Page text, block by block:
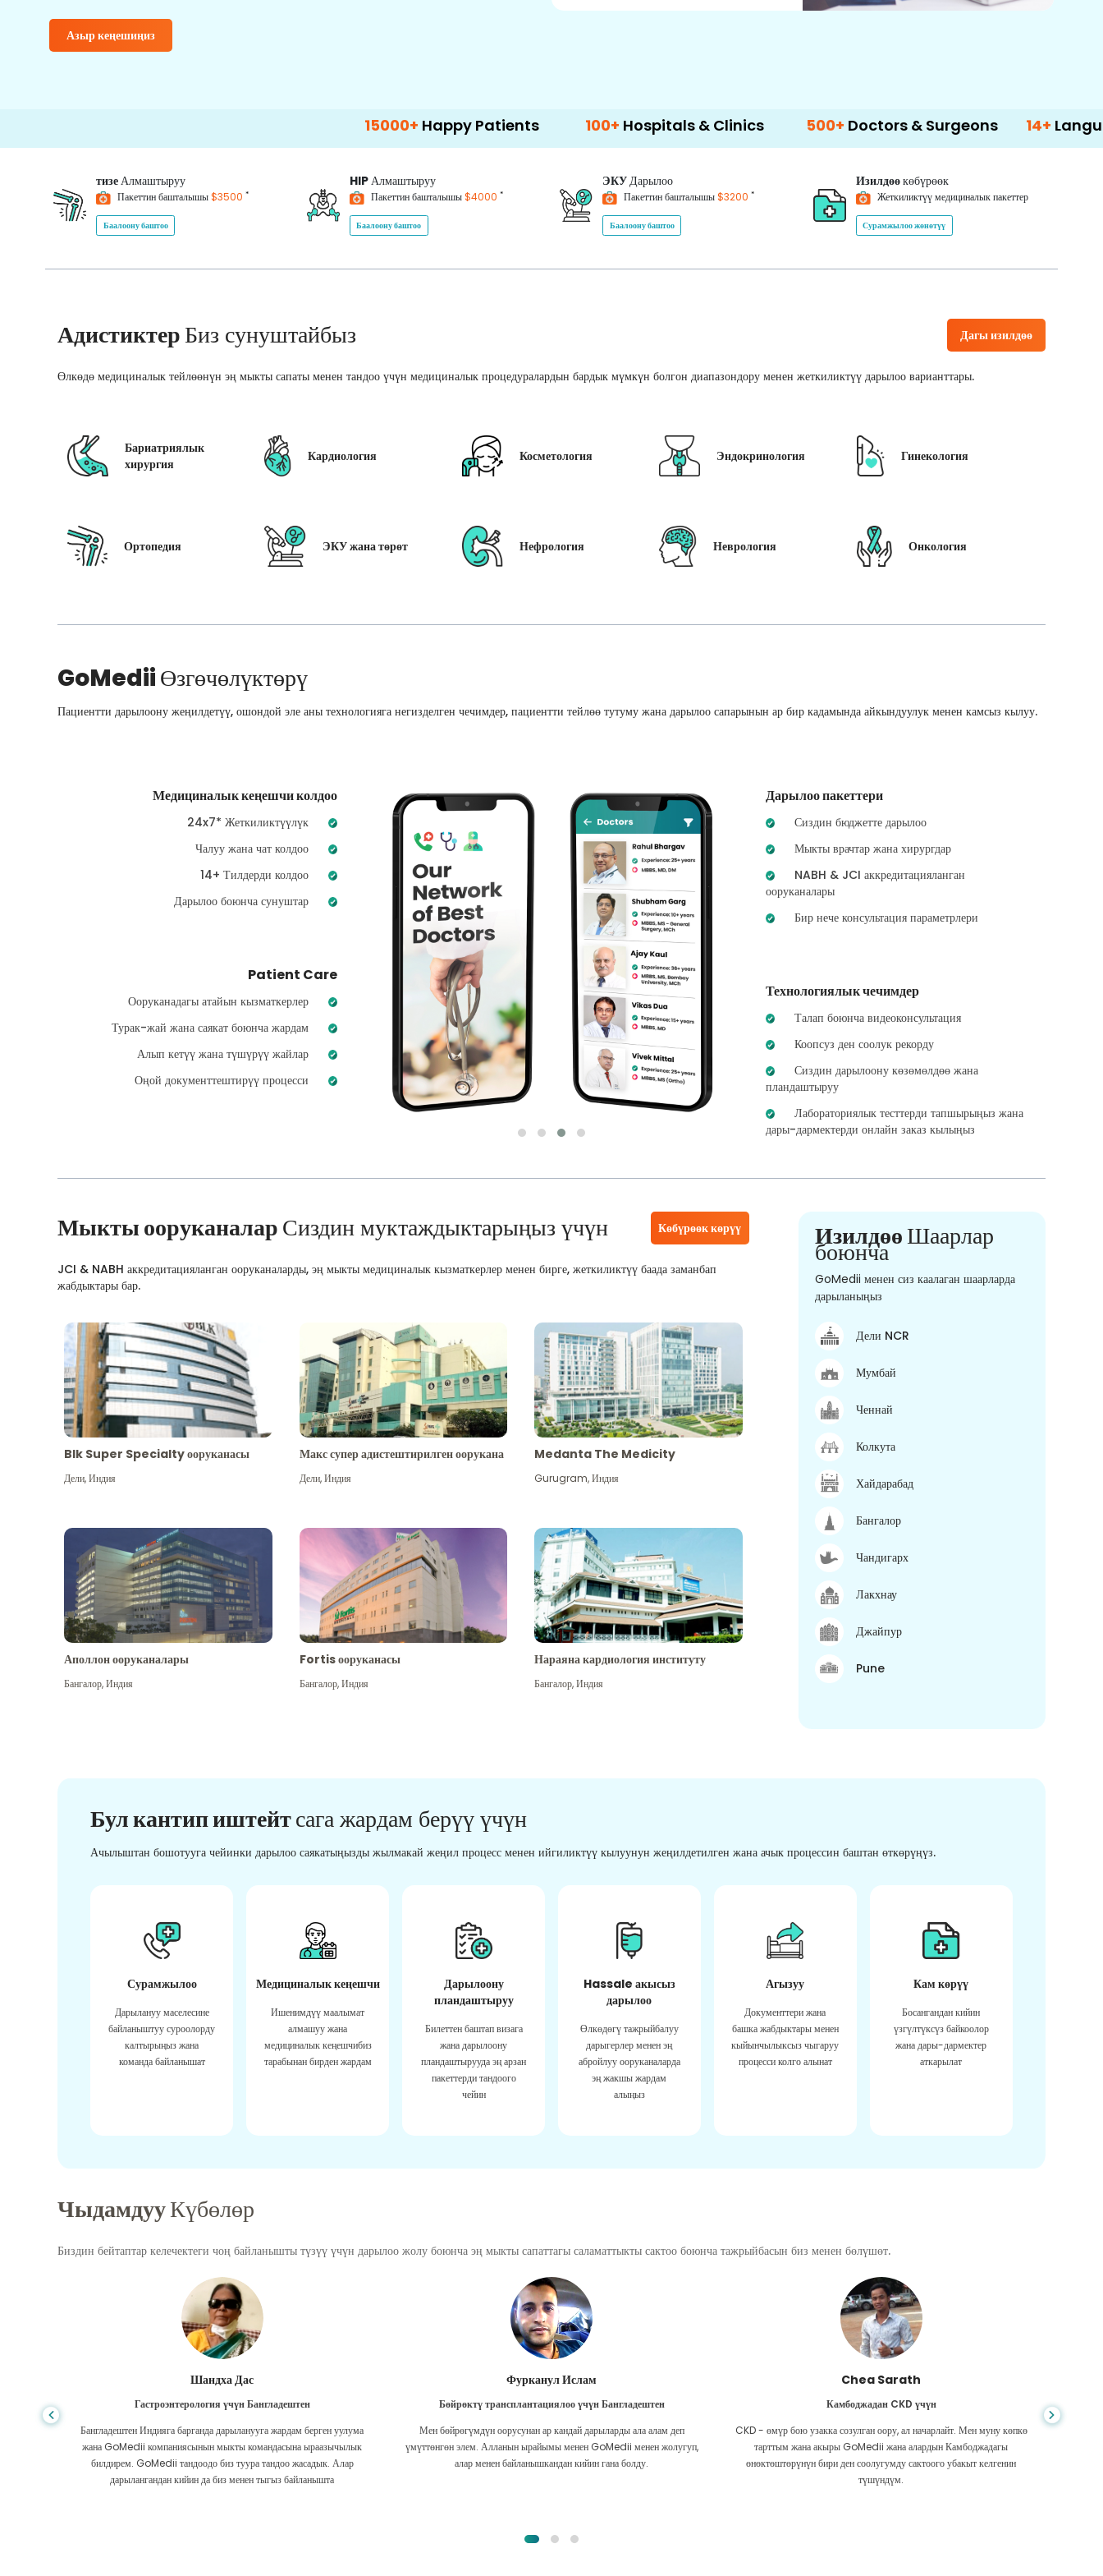
Азыр кеңешиңиз
Happy Patients 100+ Hospitals & Clinics 500+ Doctors & Surgeons 14+Language
тизеАлмаштыруу
Пакеттин башталышы$3500 *
Баалоону баштоо
HIPАлмаштыруу
Пакеттин башталышы$4000 *
Баалоону баштоо
ЭКУДарылоо
Пакеттин башталышы$3200 *
Баалоону баштоо
Изилдөөкөбүрөөк
Жеткиликтүү медициналык пакеттер
Сурамжылоо жөнөтүү
АдистиктерБиз сунуштайбыз Дагы изилдөө
Өлкөдө медициналык тейлөөнүн эң мыкты сапаты менен тандоо үчүн медициналык процедуралардын бардык мүмкүн болгон диапазондору менен жеткиликтүү дарылоо варианттары.
Бариатриялык
хирургия
Кардиология Косметология Эндокринология Гинекология
Ортопедия ЭКУ жана төрөт Нефрология Неврология Онкология
GoMediiӨзгөчөлүктөрү
Пациентти дарылоону жеңилдетүү, ошондой эле аны технологияга негизделген чечимдер, пациентти тейлөө тутуму жана дарылоо сапарынын ар бир кадамында айкындуулук менен камсыз кылуу.
Медициналык кеңешчи колдоо
24x7* Жеткиликтүүлүк
Чалуу жана чат колдоо
14+ Тилдерди колдоо
Дарылоо боюнча сунуштар
Patient Care
Ооруканадагы атайын кызматкерлер
Турак-жай жана саякат боюнча жардам
Алып кетүү жана түшүрүү жайлар
Оңой документтештирүү процесси
Дарылоо пакеттери
Сиздин бюджетте дарылоо
Мыкты врачтар жана хирургдар
NABH & JCI аккредитацияланган
ооруканалары
Бир нече консультация параметрлери
Технологиялык чечимдер
Талап боюнча видеоконсультация
Коопсуз ден соолук рекорду
Сиздин дарылоону көзөмөлдөө жана
пландаштыруу
Лабораториялык тесттерди тапшырыңыз жана
дары-дармектерди онлайн заказ кылыңыз
Мыкты ооруканаларСиздин муктаждыктарыңыз үчүн Көбүрөөк көрүү
JCI & NABH аккредитацияланган ооруканаларды, эң мыкты медициналык кызматкерлер менен бирге, жеткиликтүү баада заманбап
жабдыктары бар.
Blk Super Specialty ооруканасы
Дели,Индия
Макс супер адистештирилген оорукана
Дели,Индия
Medanta The Medicity
Gurugram,Индия
Аполлон ооруканалары
Бангалор,Индия
Fortis ооруканасы
Бангалор,Индия
Нараяна кардиология институту
Бангалор,Индия
ИзилдөөШаарлар
боюнча
GoMedii менен сиз каалаган шаарларда
дарыланыңыз
Дели NCR
Мумбай
Ченнай
Колкута
Хайдарабад
Бангалор
Чандигарх
Лакхнау
Джайпур
Pune
Бул кантип иштейтсага жардам берүү үчүн
Ачылыштан бошотууга чейинки дарылоо саякатыңызды жылмакай жеңил процесс менен ийгиликтүү кылуунун жеңилдетилген жана ачык процессин баштан өткөрүңүз.
Сурамжылоо
Дарылануу маселесине
байланыштуу суроолорду
калтырыңыз жана
команда байланышат
Медициналык кеңешчи
Ишенимдүү маалымат
алмашуу жана
медициналык кеңешчибиз
тарабынан бирден жардам
Дарылоону
пландаштыруу
Билеттен баштап визага
жана дарылоону
пландаштырууда эң арзан
пакеттерди тандоого
чейин
Hassale акысыз
дарылоо
Өлкөдөгү тажрыйбалуу
дарыгерлер менен эң
абройлуу ооруканаларда
эң жакшы жардам
алыңыз
Агызуу
Документтери жана
башка жабдыктары менен
кыйынчылыксыз чыгаруу
процесси колго алынат
Кам көрүү
Босангандан кийин
үзгүлтүксүз байкоолор
жана дары-дармектер
аткарылат
ЧыдамдууКүбөлөр
Биздин бейтаптар келечектеги чоң байланышты түзүү үчүн дарылоо жолу боюнча эң мыкты сапаттагы саламаттыкты сактоо боюнча тажрыйбасын биз менен бөлүшөт.
Шандха Дас
Гастроэнтерология үчүн Бангладештен
Бангладештен Индияга барганда дарыланууга жардам берген уулума
жана GoMedii компаниясынын мыкты командасына ыраазычылык
билдирем. GoMedii тандоодо биз туура тандоо жасадык. Алар
дарылангандан кийин да биз менен тыгыз байланышта
Фурканул Ислам
Бөйрөктү трансплантациялоо үчүн Бангладештен
Мен бөйрөгүмдүн оорусунан ар кандай дарыларды ала алам деп
үмүттөнгөн элем. Алланын ырайымы менен GoMedii менен жолугуп,
алар менен байланышкандан кийин гана болду.
Chea Sarath
Камбоджадан CKD үчүн
CKD - өмүр бою узакка созулган оору, ал начарлайт. Мен муну көпкө
тарттым жана акыры GoMedii жана алардын Камбоджадагы
өнөктөштөрүнүн бири ден соолугумду сактоого убакыт келгенин
түшүндүм.